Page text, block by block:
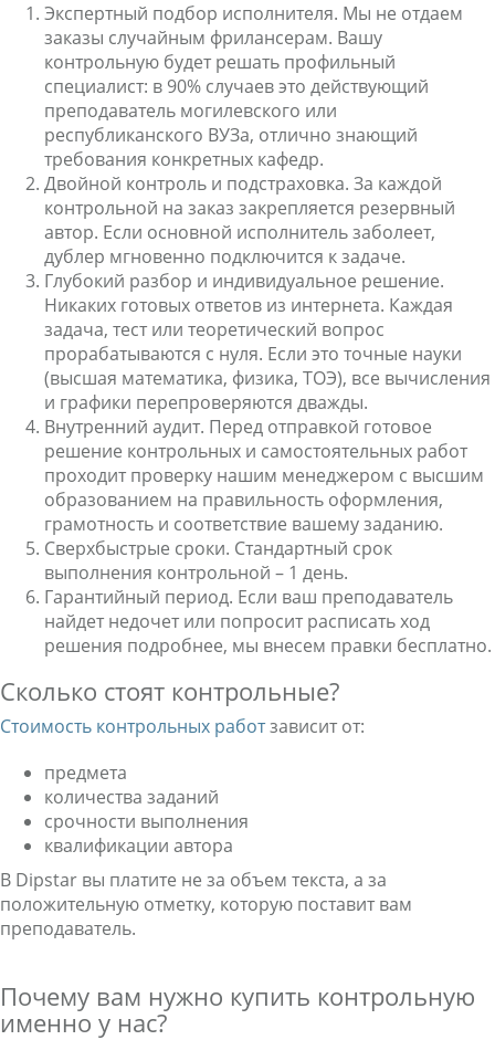
Экспертный подбор исполнителя. Мы не отдаем
заказы случайным фрилансерам. Вашу
контрольную будет решать профильный
специалист: в 90% случаев это действующий
преподаватель могилевского или
республиканского ВУЗа, отлично знающий
требования конкретных кафедр.
Двойной контроль и подстраховка. За каждой
контрольной на заказ закрепляется резервный
автор. Если основной исполнитель заболеет,
дублер мгновенно подключится к задаче.
Глубокий разбор и индивидуальное решение.
Никаких готовых ответов из интернета. Каждая
задача, тест или теоретический вопрос
прорабатываются с нуля. Если это точные науки
(высшая математика, физика, ТОЭ), все вычисления
и графики перепроверяются дважды.
Внутренний аудит. Перед отправкой готовое
решение контрольных и самостоятельных работ
проходит проверку нашим менеджером с высшим
образованием на правильность оформления,
грамотность и соответствие вашему заданию.
Сверхбыстрые сроки. Стандартный срок
выполнения контрольной – 1 день.
Гарантийный период. Если ваш преподаватель
найдет недочет или попросит расписать ход
решения подробнее, мы внесем правки бесплатно.
Сколько стоят контрольные?
Стоимость контрольных работзависит от:
предмета
количества заданий
срочности выполнения
квалификации автора
В Dipstar вы платите не за объем текста, а за
положительную отметку, которую поставит вам
преподаватель.
Почему вам нужно купить контрольную
именно у нас?